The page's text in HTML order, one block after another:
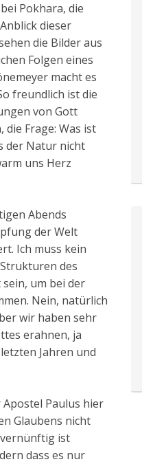
Pokhara, die
dieser
die Bilder aus
Folgen eines
macht es
freundlich ist die
von Gott
Frage: Was ist
der Natur nicht
uns Herz
Abends
der Welt
Ich muss kein
des
um bei der
Nein, natürlich
wir haben sehr
erahnen, ja
Jahren und
Paulus hier
Glaubens nicht
vernünftig ist
dass es nur